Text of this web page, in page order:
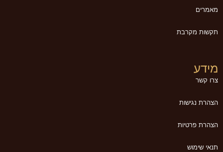
מאמרים
תקשות מקרבת
מידע
צרו קשר
הצהרת נגישות
הצהרת פרטיות
תנאי שימוש